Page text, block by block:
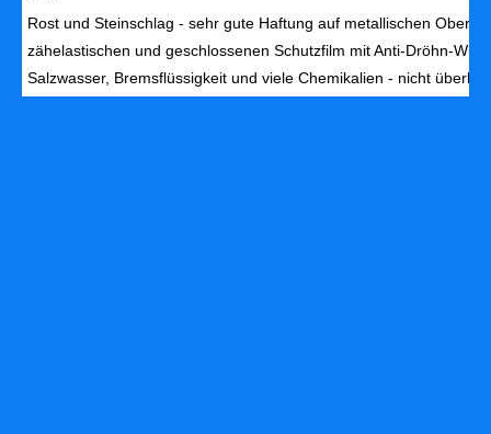
Rost und Steinschlag - sehr gute Haftung auf metallischen
zähelastischen und geschlossenen Schutzfilm mit Anti-Dröhn-
Salzwasser, Bremsflüssigkeit und viele Chemikalien - nicht